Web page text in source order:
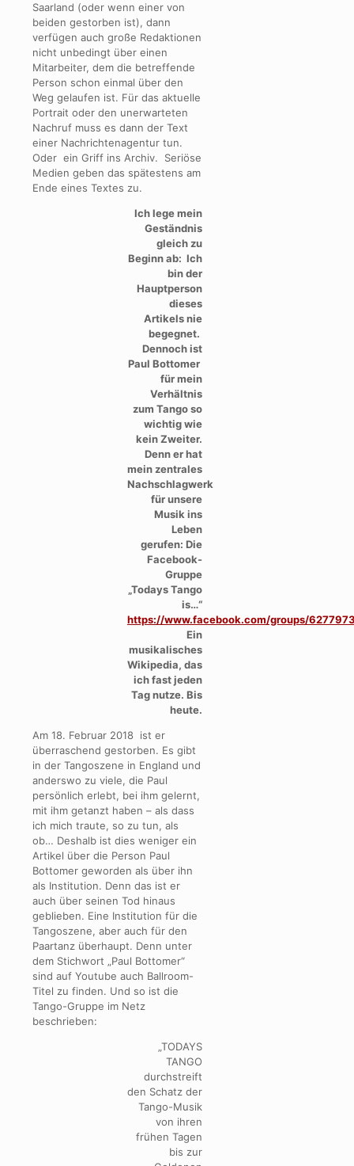
Saarland (oder wenn einer von
beiden gestorben ist), dann
verfügen auch große Redaktionen
nicht unbedingt über einen
Mitarbeiter, dem die betreffende
Person schon einmal über den
Weg gelaufen ist. Für das aktuelle
Portrait oder den unerwarteten
Nachruf muss es dann der Text
einer Nachrichtenagentur tun.
Oder ein Griff ins Archiv. Seriöse
Medien geben das spätestens am
Ende eines Textes zu.
Ich lege mein
Geständnis
gleich zu
Beginn ab: Ich
bin der
Hauptperson
dieses
Artikels nie
begegnet.
Dennoch ist
Paul Bottomer
für mein
Verhältnis
zum Tango so
wichtig wie
kein Zweiter.
Denn er hat
mein zentrales
Nachschlagwerk
für unsere
Musik ins
Leben
gerufen: Die
Facebook-
Gruppe
„Todays Tango
is…“
https://www.facebook.com/groups/
Ein
musikalisches
Wikipedia, das
ich fast jeden
Tag nutze. Bis
heute.
Am 18. Februar 2018 ist er
überraschend gestorben. Es gibt
in der Tangoszene in England und
anderswo zu viele, die Paul
persönlich erlebt, bei ihm gelernt,
mit ihm getanzt haben – als dass
ich mich traute, so zu tun, als
ob… Deshalb ist dies weniger ein
Artikel über die Person Paul
Bottomer geworden als über ihn
als Institution. Denn das ist er
auch über seinen Tod hinaus
geblieben. Eine Institution für die
Tangoszene, aber auch für den
Paartanz überhaupt. Denn unter
dem Stichwort „Paul Bottomer“
sind auf Youtube auch Ballroom-
Titel zu finden. Und so ist die
Tango-Gruppe im Netz
beschrieben:
„TODAYS
TANGO
durchstreift
den Schatz der
Tango-Musik
von ihren
frühen Tagen
bis zur